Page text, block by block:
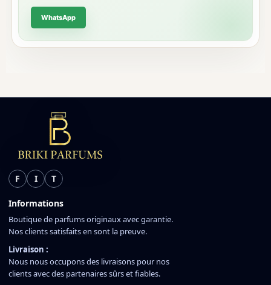
WhatsApp
F I T
Informations
Boutique de parfums originaux avec garantie.
Nos clients satisfaits en sont la preuve.
Livraison :
Nous nous occupons des livraisons pour nos
clients avec des partenaires sûrs et fiables.